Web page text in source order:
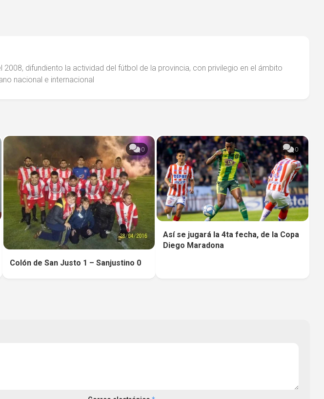
2008, difundiento la actividad del fútbol de la provincia, con privilegio en el ámbito
nacional e internacional
0
Colón de San Justo 1 – Sanjustino 0
0
Así se jugará la 4ta fecha, de la Copa
Diego Maradona